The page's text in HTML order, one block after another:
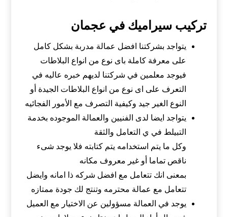
تركيب سيراميك في عجمان
يتواجد بشركتنا افضل عمالة مدربة بشكل كامل
على معرفة كاملة باى نوع من انواع البلاطات
فيوجد معلمين في شركتنا لديهم خبره عاليه في
التعرف على اى نوع من انواع البلاطات الجيدة أو
النوع الغير جيد وكيفية التصرف مع الأمور الفجائيه
يتواجد ايضا لدى الفنيين والعمالة الموجوده بخدمة
التبيلط في ي التعامل والثقة
وكل ما يتم استخدامه يتم كتابته فلا يوجد شىء
ناقص تماما أو غير معروف مكانه
بمعنى انك تتعامل مع افضل شركه ذا امانه وايضل
تتعامل مع عمالة محترمه وتنتج لك جودة ممتازه
يوجد في العمالة مسؤولين عن الاختيار مع العميل